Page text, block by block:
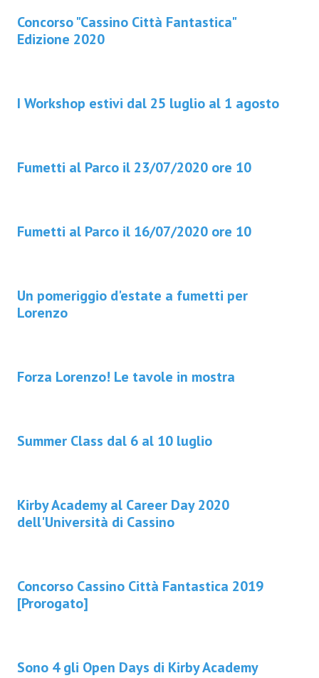
Concorso "Cassino Città Fantastica"
Edizione 2020
I Workshop estivi dal 25 luglio al 1 agosto
Fumetti al Parco il 23/07/2020 ore 10
Fumetti al Parco il 16/07/2020 ore 10
Un pomeriggio d'estate a fumetti per
Lorenzo
Forza Lorenzo! Le tavole in mostra
Summer Class dal 6 al 10 luglio
Kirby Academy al Career Day 2020
dell'Università di Cassino
Concorso Cassino Città Fantastica 2019
[Prorogato]
Sono 4 gli Open Days di Kirby Academy